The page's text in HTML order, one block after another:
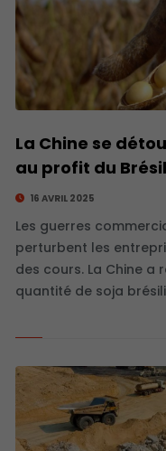
La Chine se
au profit du Brésil
16 AVRIL 2025
Les guerres
perturbent les
des cours. La Chine
quantité de soja